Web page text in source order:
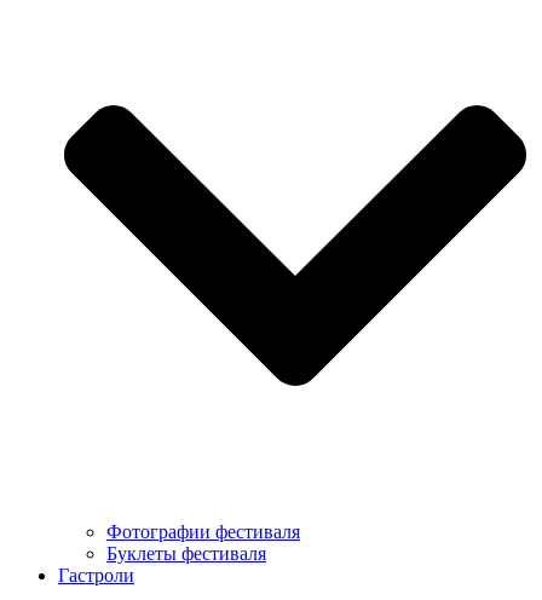
Фотографии фестиваля
Буклеты фестиваля
Гастроли